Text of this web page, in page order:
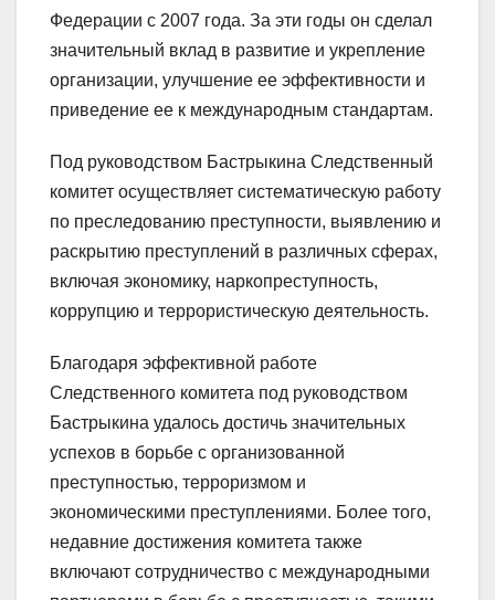
Федерации с 2007 года. За эти годы он сделал
значительный вклад в развитие и укрепление
организации, улучшение ее эффективности и
приведение ее к международным стандартам.
Под руководством Бастрыкина Следственный
комитет осуществляет систематическую работу
по преследованию преступности, выявлению и
раскрытию преступлений в различных сферах,
включая экономику, наркопреступность,
коррупцию и террористическую деятельность.
Благодаря эффективной работе
Следственного комитета под руководством
Бастрыкина удалось достичь значительных
успехов в борьбе с организованной
преступностью, терроризмом и
экономическими преступлениями. Более того,
недавние достижения комитета также
включают сотрудничество с международными